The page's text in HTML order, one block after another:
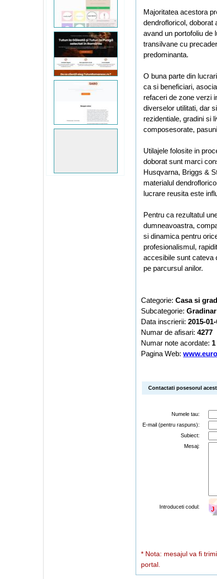
Majoritatea acestora
dendrofloricol, doborat
avand un portofoliu de
transilvane cu
predominanta.
O buna parte din
ca si beneficiari,
refaceri de zone verzi
diverselor utilitati, dar
rezidentiale, gradini si
composesorate,
Utilajele folosite in
doborat sunt marci
Husqvarna, Briggs &
materialul
lucrare reusita este
Pentru ca rezultatul
dumneavoastra,
si dinamica pentru
profesionalismul,
accesibile sunt cateva
pe parcursul anilor.
Categorie: Casa si
Subcategorie:
Data inscrierii: 2015-
Numar de afisari: 4277
Numar note acordate: 1
Pagina Web:
Contactati posesorul
Numele tau:
E-mail (pentru raspuns):
Subiect:
Mesaj:
Introduceti codul:
* Nota: mesajul va fi
portal.